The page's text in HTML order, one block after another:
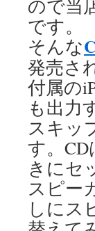
ので当
です。
そんな
発売さ
付属の
も出力
スキッ
す。
きにセ
スピー
しにス